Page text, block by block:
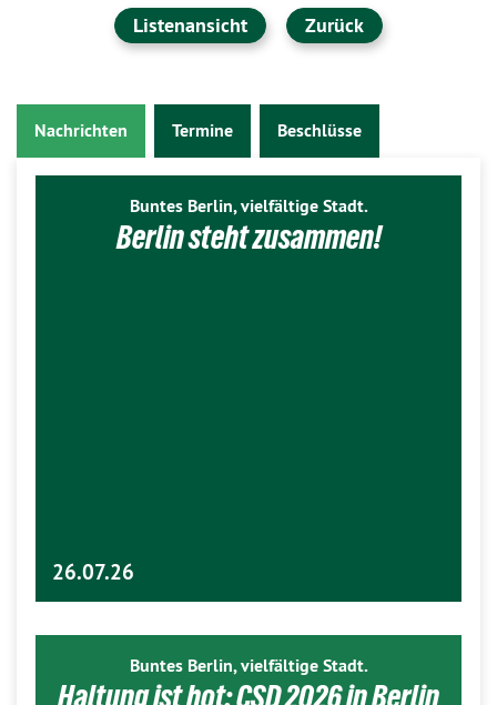
Listenansicht Zurück
Nachrichten Termine Beschlüsse
Buntes Berlin, vielfältige Stadt.
Berlin steht zusammen!
26.07.26
Buntes Berlin, vielfältige Stadt.
Haltung ist hot: CSD 2026 in Berlin